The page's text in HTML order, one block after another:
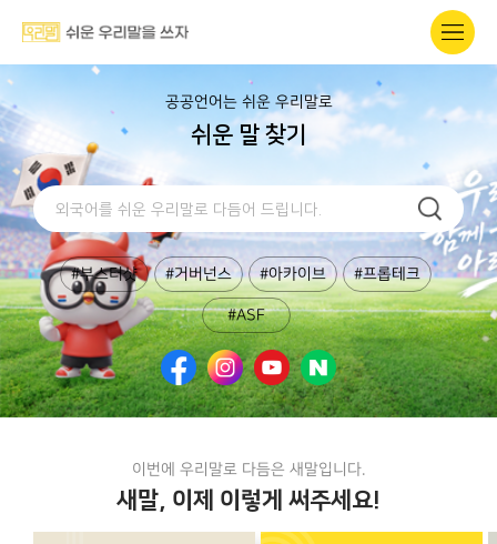
공공언어는 쉬운 우리말로
쉬운 말 찾기
#부스터샷 #거버넌스 #아카이브 #프롭테크
#ASF
이번에 우리말로 다듬은 새말입니다.
새말, 이제 이렇게 써주세요!